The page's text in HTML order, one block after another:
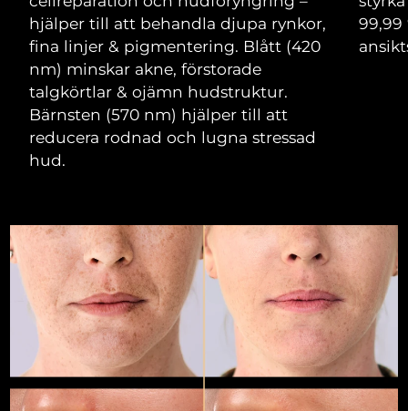
hjälper till att behandla djupa rynkor,
fina linjer & pigmentering. Blått (420
nm) minskar akne, förstorade
talgkörtlar & ojämn hudstruktur.
Bärnsten (570 nm) hjälper till att
reducera rodnad och lugna stressad
hud.
99,99
Macao SAR Förväntad leverans 8/11/26
Malaysia Förväntad leverans
Malta
Mexiko
Nederländerna Förväntad leverans 8/9/26
Nya Zeeland Förväntad leverans8/9/26
Norge Förväntad leverans 8/9/26
Oman